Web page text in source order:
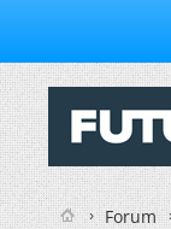
Forum